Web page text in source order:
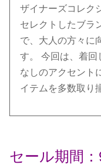
ザイナーズコレク
セレクトしたブラ
で、大人の方々に
す。 今回は、着回
なしのアクセント
イテムを多数取り
セール期間